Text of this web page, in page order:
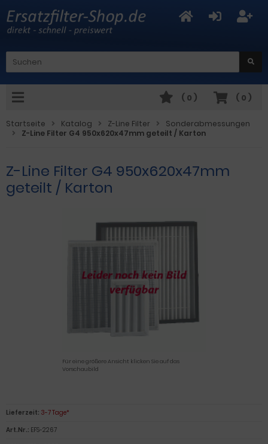
( 0 )
( 0 )
Startseite Katalog Z-Line Filter
Sonderabmessungen
Z-Line Filter G4 950x620x47mm geteilt / Karton
Z-Line Filter G4 950x620x47mm
geteilt / Karton
Für eine größere Ansicht klicken Sie auf das
Vorschaubild
Lieferzeit: 3-7 Tage*
Art.Nr.: EFS-2267